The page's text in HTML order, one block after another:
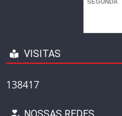
VISITAS
138417